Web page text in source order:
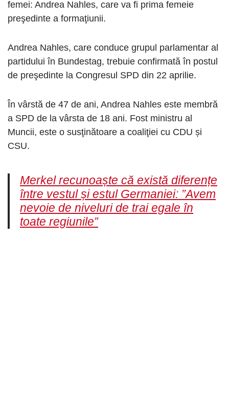
femei: Andrea Nahles, care va fi prima femeie
preşedinte a formaţiunii.
Andrea Nahles, care conduce grupul parlamentar al
partidului în Bundestag, trebuie confirmată în postul
de preşedinte la Congresul SPD din 22 aprilie.
În vârstă de 47 de ani, Andrea Nahles este membră
a SPD de la vârsta de 18 ani. Fost ministru al
Muncii, este o susţinătoare a coaliţiei cu CDU și
CSU.
Merkel recunoaște că există diferențe
între vestul și estul Germaniei: ”Avem
nevoie de niveluri de trai egale în
toate regiunile”